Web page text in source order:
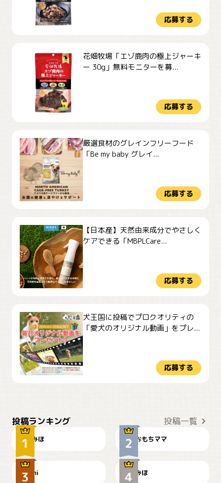
応募する
花畑牧場「エゾ鹿肉の極上ジャーキ
ー 30g」無料モニターを募...
応募する
厳選食材のグレインフリーフード
「Be my baby グレイ...
応募する
【日本産】天然由来成分でやさしく
ケアできる「MBPLCare...
応募する
犬王国に投稿でプロクオリティの
「愛犬のオリジナル動画」をプレ...
応募する
投稿ランキング 投稿一覧
みほ おもちママ
可愛い？
mi
見てるぞぉ
みほ
🌻とむぎ！
ドーベルマンのお友達邸に
て